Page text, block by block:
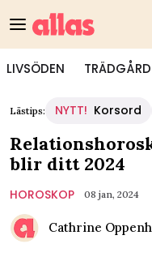
LIVSÖDEN TRÄDGÅRD
Lästips: NYTT! Korsord
blir ditt 2024
HOROSKOP 08 jan, 2024
Cathrine